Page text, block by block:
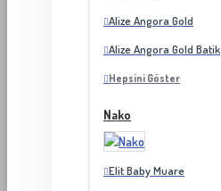
Alize Angora Gold
Alize Angora Gold Batik
Hepsini Göster
Nako
Elit Baby Muare